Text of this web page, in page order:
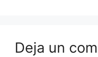
Deja un